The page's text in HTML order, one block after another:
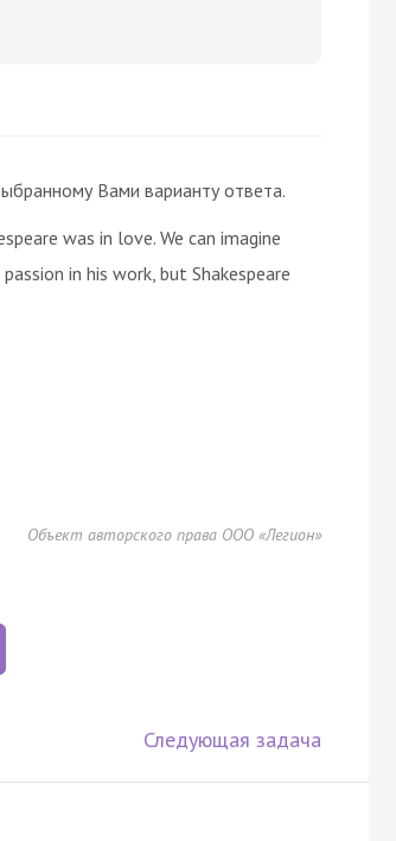
Вами варианту ответа.
was in love. We can imagine
in his work, but Shakespeare
Объект авторского права ООО «Легион»
Следующая задача